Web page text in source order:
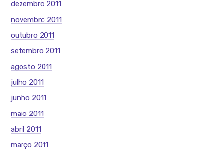
dezembro 2011
novembro 2011
outubro 2011
setembro 2011
agosto 2011
julho 2011
junho 2011
maio 2011
abril 2011
março 2011